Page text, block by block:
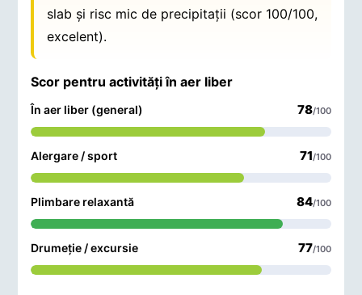
slab și risc mic de precipitații (scor 100/100,
excelent).
Scor pentru activități în aer liber
În aer liber (general) 78/100
Alergare / sport 71/100
Plimbare relaxantă 84/100
Drumeție / excursie 77/100